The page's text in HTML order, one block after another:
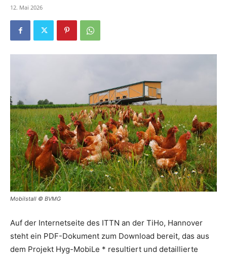
12. Mai 2026
Mobilstall © BVMG
Auf der Internetseite des ITTN an der TiHo, Hannover
steht ein PDF-Dokument zum Download bereit, das aus
dem Projekt Hyg-MobiLe * resultiert und detaillierte